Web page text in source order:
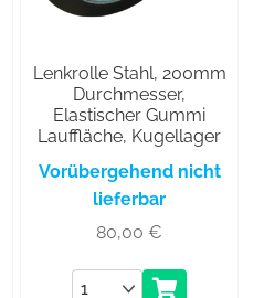
Lenkrolle Stahl, 200mm
Durchmesser,
Elastischer Gummi
Lauffläche, Kugellager
Vorübergehend nicht
lieferbar
80,00€
Anzahl